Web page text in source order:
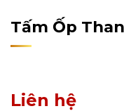
Tấm Ốp
Liên hệ